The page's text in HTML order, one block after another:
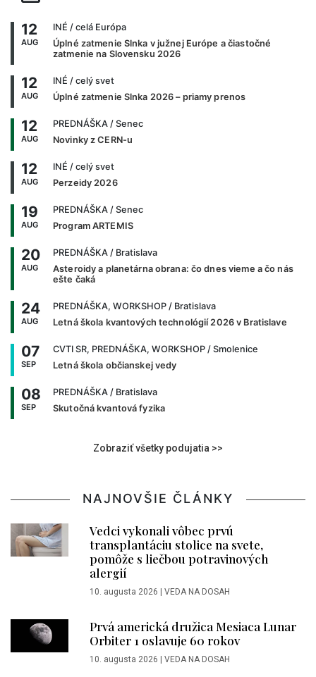
12
AUG
INÉ / celá Európa
Úplné zatmenie Slnka v južnej Európe a čiastočné
zatmenie na Slovensku 2026
12
AUG
INÉ / celý svet
Úplné zatmenie Slnka 2026 – priamy prenos
12
AUG
PREDNÁŠKA / Senec
Novinky z CERN-u
12
AUG
INÉ / celý svet
Perzeidy 2026
19
AUG
PREDNÁŠKA / Senec
Program ARTEMIS
20
AUG
PREDNÁŠKA / Bratislava
Asteroidy a planetárna obrana: čo dnes vieme a čo nás
ešte čaká
24
AUG
PREDNÁŠKA, WORKSHOP / Bratislava
Letná škola kvantových technológií 2026 v Bratislave
07
SEP
CVTI SR, PREDNÁŠKA, WORKSHOP / Smolenice
Letná škola občianskej vedy
08
SEP
PREDNÁŠKA / Bratislava
Skutočná kvantová fyzika
Zobraziť všetky podujatia >>
NAJNOVŠIE ČLÁNKY
Vedci vykonali vôbec prvú
transplantáciu stolice na svete,
pomôže s liečbou potravinových
alergií
10. augusta 2026 VEDA NA DOSAH
Prvá americká družica Mesiaca Lunar
Orbiter 1 oslavuje 60 rokov
10. augusta 2026 VEDA NA DOSAH